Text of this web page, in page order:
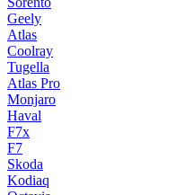
Geely
Atlas
Coolray
Tugella
Atlas Pro
Monjaro
Haval
F7x
F7
Skoda
Kodiaq